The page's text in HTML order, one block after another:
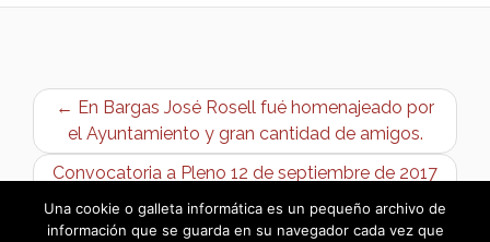
← En Bargas José Rosell fué homenajeado por
el Ayuntamiento y gran cantidad de amigos.
Convocatoria a Pleno 12 de septiembre de 2017
→
Una cookie o galleta informática es un pequeño archivo de
información que se guarda en su navegador cada vez que